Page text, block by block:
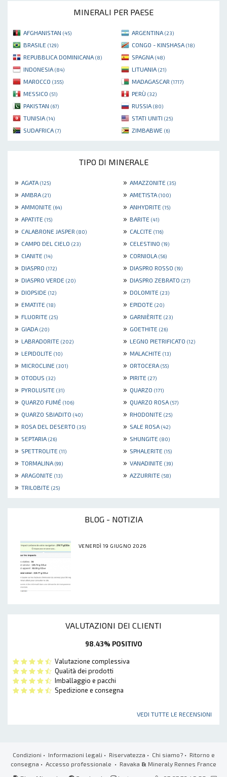
MINERALI PER PAESE
AFGHANISTAN (45) ARGENTINA (23)
BRASILE (129) CONGO - KINSHASA (18)
REPUBBLICA DOMINICANA (8) SPAGNA (48)
INDONESIA (84) LITUANIA (21)
MAROCCO (355) MADAGASCAR (1717)
MESSICO (51) PERÙ (32)
PAKISTAN (67) RUSSIA (80)
TUNISIA (14) STATI UNITI (25)
SUDAFRICA (7) ZIMBABWE (6)
TIPO DI MINERALE
» AGATA (125) » AMAZZONITE (35)
» AMBRA (21) » AMETISTA (100)
» AMMONITE (64) » ANHYDRITE (15)
» APATITE (15) » BARITE (41)
» CALABRONE JASPER (80) » CALCITE (116)
» CAMPO DEL CIELO (23) » CELESTINO (19)
» CIANITE (14) » CORNIOLA (56)
» DIASPRO (172) » DIASPRO ROSSO (19)
» DIASPRO VERDE (20) » DIASPRO ZEBRATO (27)
» DIOPSIDE (12) » DOLOMITE (23)
» EMATITE (18) » EPIDOTE (20)
» FLUORITE (25) » GARNIÈRITE (23)
» GIADA (20) » GOETHITE (26)
» LABRADORITE (202) » LEGNO PIETRIFICATO (12)
» LEPIDOLITE (10) » MALACHITE (13)
» MICROCLINE (301) » ORTOCERA (55)
» OTODUS (32) » PIRITE (27)
» PYROLUSITE (31) » QUARZO (171)
» QUARZO FUMÉ (106) » QUARZO ROSA (57)
» QUARZO SBIADITO (40) » RHODONITE (25)
» ROSA DEL DESERTO (35) » SALE ROSA (42)
» SEPTARIA (26) » SHUNGITE (80)
» SPETTROLITE (11) » SPHALERITE (15)
» TORMALINA (99) » VANADINITE (39)
» ARAGONITE (13) » AZZURRITE (58)
» TRILOBITE (25)
BLOG - NOTIZIA
VENERDÌ 19 GIUGNO 2026
VALUTAZIONI DEI CLIENTI
98.43% POSITIVO
Valutazione complessiva
Qualità dei prodotti
Imballaggio e pacchi
Spedizione e consegna
VEDI TUTTE LE RECENSIONI
Condizioni • Informazioni legali • Riservatezza • Chi siamo?• Ritorno e
consegna • Accesso professionale • Ravaka & Mineraly Rennes France